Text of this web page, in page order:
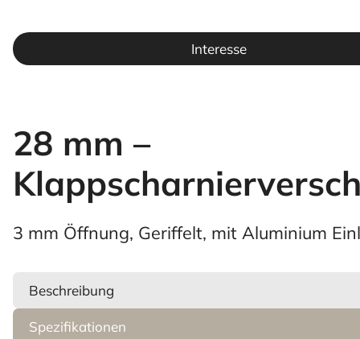
Interesse
28 mm –
3 mm Öffnung, Geriffelt, mit Aluminium
Beschreibung
Spezifikationen